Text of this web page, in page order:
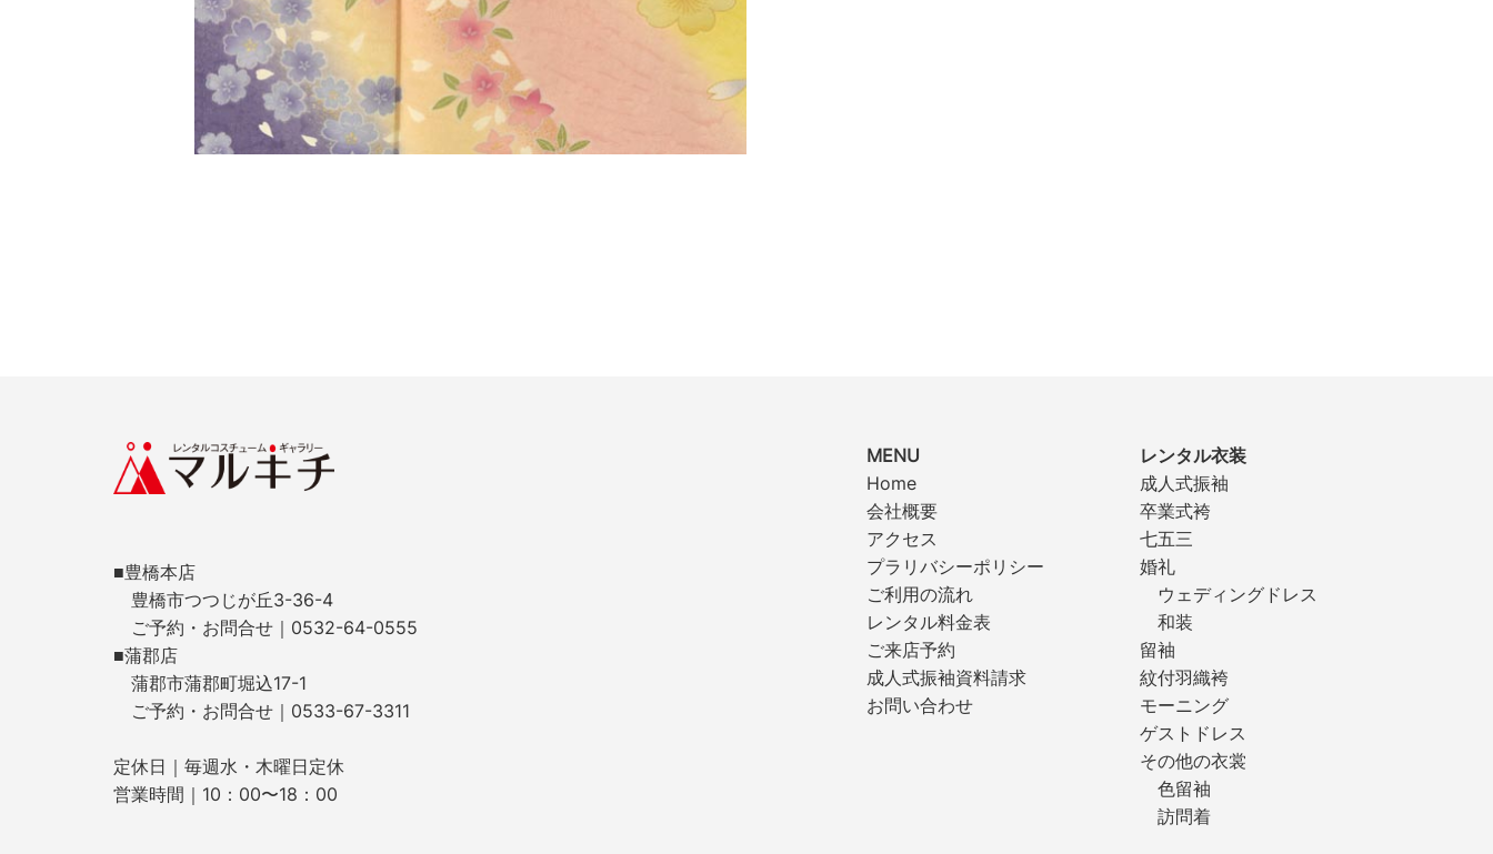
■豊橋本店
豊橋市つつじが丘3-36-4
ご予約・お問合せ｜0532-64-0555
■蒲郡店
蒲郡市蒲郡町堀込17-1
ご予約・お問合せ｜0533-67-3311
定休日｜毎週水・木曜日定休
営業時間｜10：00〜18：00
MENU
Home
会社概要
アクセス
プラリバシーポリシー
ご利用の流れ
レンタル料金表
ご来店予約
成人式振袖資料請求
お問い合わせ
レンタル衣装
成人式振袖
卒業式袴
七五三
婚礼
ウェディングドレス
和装
留袖
紋付羽織袴
モーニング
ゲストドレス
その他の衣裳
色留袖
訪問着